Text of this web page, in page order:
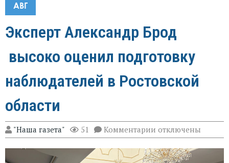
АВГ
Эксперт Александр Брод
высоко оценил подготовку
наблюдателей в Ростовской
области
"Наша газета" 51 Комментарии к
записи
Эксперт
Александр
отключены